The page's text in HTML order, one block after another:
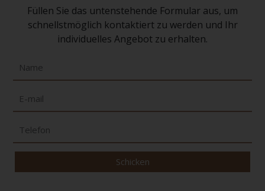
Füllen Sie das untenstehende Formular aus, um
schnellstmöglich kontaktiert zu werden und Ihr
individuelles Angebot zu erhalten.
Schicken